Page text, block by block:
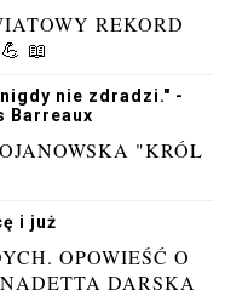
REKORD
📖
nie zdradzi." -
Barreaux
"KRÓL
i już
OPOWIEŚĆ O
DARSKA